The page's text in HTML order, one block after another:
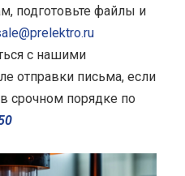
подготовьте файлы и
с нашими
отправки письма, если
срочном порядке по